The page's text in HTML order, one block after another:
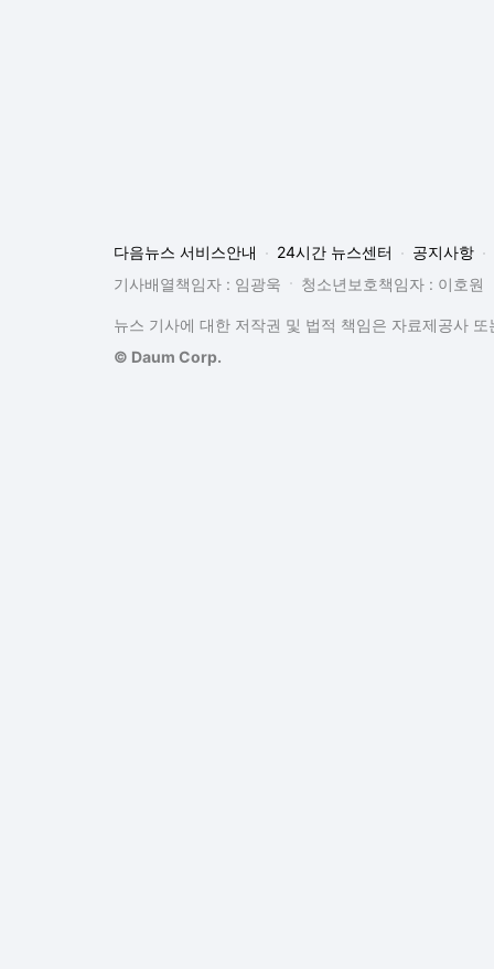
다음뉴스 서비스안내 24시간 뉴스센터
공지사항
기사배열책임자 : 임광욱
청소년보호책임자 : 이호원
뉴스 기사에 대한 저작권 및 법적 책임은 자료제공사
© Daum Corp.